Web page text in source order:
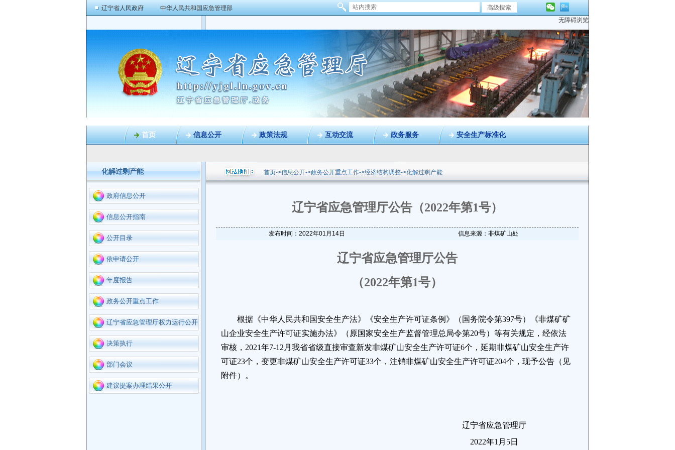
辽宁省人民政府
中华人民共和国应急管理部
无障碍浏览
首页 信息公开 政策法规 互动交流 政务服务 安全生产标准化
政府信息公开
信息公开指南
公开目录
依申请公开
年度报告
政务公开重点工作
辽宁省应急管理厅权力运行公开
决策执行
部门会议
建议提案办理结果公开
化解过剩产能 首页->信息公开->政务公开重点工作->经济结构调整->化解过剩产能
辽宁省应急管理厅公告（2022年第1号）
发布时间：2022年01月14日 信息来源：非煤矿山处
辽宁省应急管理厅公告
（2022年第1号）
根据《中华人民共和国安全生产法》《安全生产许可证条例》（国务院令第397号）《非煤矿矿
山企业安全生产许可证实施办法》（原国家安全生产监督管理总局令第20号）等有关规定，经依法
审核，2021年7-12月我省省级直接审查新发非煤矿山安全生产许可证6个，延期非煤矿山安全生产许
可证23个，变更非煤矿山安全生产许可证33个，注销非煤矿山安全生产许可证204个，现予公告（见
附件）。
辽宁省应急管理厅
2022年1月5日